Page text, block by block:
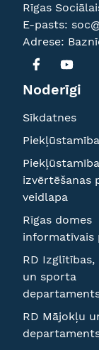
Rīgas
E-pasts:
Adrese:
Noderīgi
Sīkdatnes
Piekļūstamība
izvērtēšanas
veidlapa
Rīgas domes
informatīvais
RD
un sporta
RD Mājokļu